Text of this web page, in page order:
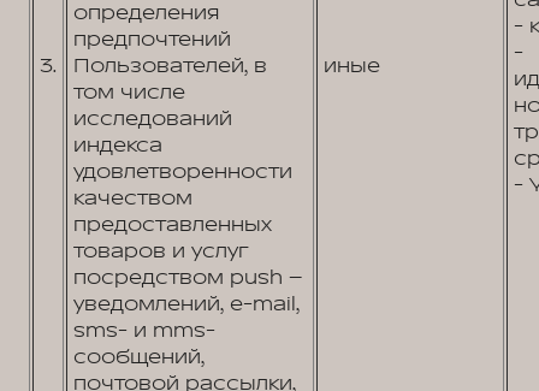
3.
определения
предпочтений
Пользователей, в
том числе
исследований
индекса
удовлетворенности
качеством
предоставленных
товаров и услуг
посредством push –
уведомлений, e-mail,
sms- и mms-
сообщений,
почтовой рассылки,
иные
-
-
-